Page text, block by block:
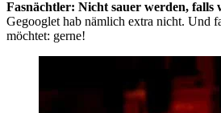
Gegooglet hab nämlich extra nicht. Und
möchtet: gerne!